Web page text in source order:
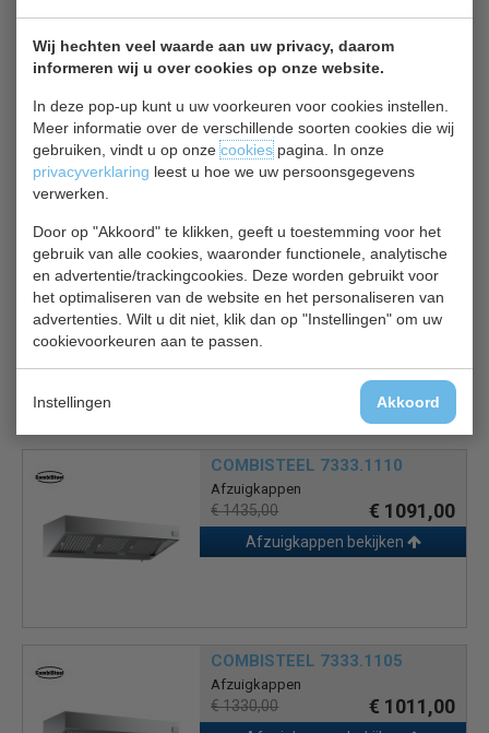
Wij hechten veel waarde aan uw privacy, daarom
informeren wij u over cookies op onze website.
In deze pop-up kunt u uw voorkeuren voor cookies instellen.
Meer informatie over de verschillende soorten cookies die wij
gebruiken, vindt u op onzecookiespagina. In onze
privacyverklaring leest u hoe we uw persoonsgegevens
verwerken.
Door op "Akkoord" te klikken, geeft u toestemming voor het
gebruik van alle cookies, waaronder functionele, analytische
en advertentie/trackingcookies. Deze worden gebruikt voor
het optimaliseren van de website en het personaliseren van
advertenties. Wilt u dit niet, klik dan op "Instellingen" om uw
cookievoorkeuren aan te passen.
Instellingen Akkoord
Hittebestendige TL verlichting
925 tpm
Made in Europe
COMBISTEEL 7333.1120
Afzuigkappen
€ 1830,00 € 1281,00
Afzuigkappen bekijken
COMBISTEEL 7333.1110
Afzuigkappen
€ 1435,00 € 1091,00
Afzuigkappen bekijken
COMBISTEEL 7333.1105
Afzuigkappen
€ 1330,00 € 1011,00